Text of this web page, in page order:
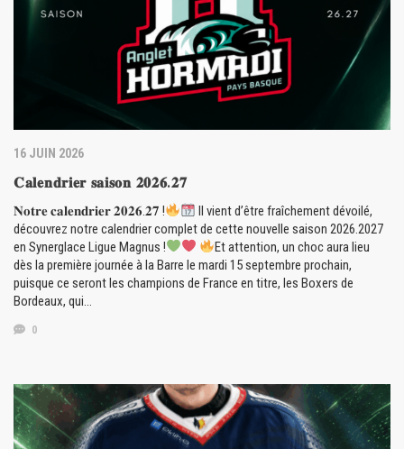
16 JUIN 2026
𝐂𝐚𝐥𝐞𝐧𝐝𝐫𝐢𝐞𝐫 𝐬𝐚𝐢𝐬𝐨𝐧 𝟐𝟎𝟐𝟔.𝟐𝟕
𝐍𝐨𝐭𝐫𝐞 𝐜𝐚𝐥𝐞𝐧𝐝𝐫𝐢𝐞𝐫 𝟐𝟎𝟐𝟔.𝟐𝟕 !
Il vient d’être fraîchement dévoilé,
découvrez notre calendrier complet de cette nouvelle saison 2026.2027
en Synerglace Ligue Magnus !
Et attention, un choc aura lieu
dès la première journée à la Barre le mardi 15 septembre prochain,
puisque ce seront les champions de France en titre, les Boxers de
Bordeaux, qui…
0